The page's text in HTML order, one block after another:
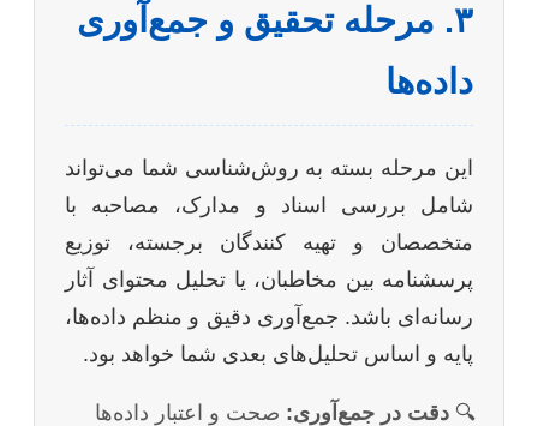
۳. مرحله تحقیق و جمع‌آوری
داده‌ها
این مرحله بسته به روش‌شناسی شما می‌تواند
شامل بررسی اسناد و مدارک، مصاحبه با
متخصصان و تهیه کنندگان برجسته، توزیع
پرسشنامه بین مخاطبان، یا تحلیل محتوای آثار
رسانه‌ای باشد. جمع‌آوری دقیق و منظم داده‌ها،
پایه و اساس تحلیل‌های بعدی شما خواهد بود.
دقت در جمع‌آوری: صحت و اعتبار داده‌ها